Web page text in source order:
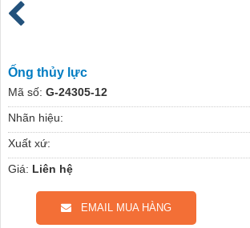
Ống thủy lực
Mã số: G-24305-12
Nhãn hiệu:
Xuất xứ:
Giá: Liên hệ
EMAIL MUA HÀNG